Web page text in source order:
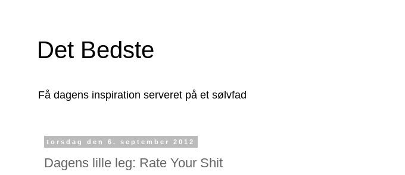
Det Bedste
Få dagens inspiration serveret på et sølvfad
torsdag den 6. september 2012
Dagens lille leg: Rate Your Shit